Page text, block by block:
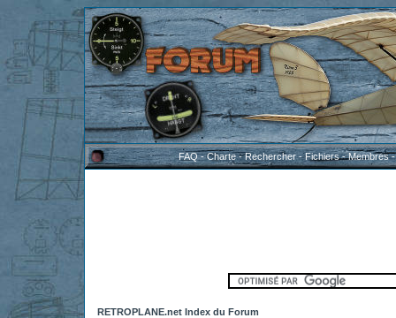
FAQ-Charte-Rechercher-Fichiers-Membres
RETROPLANE.net Index du Forum